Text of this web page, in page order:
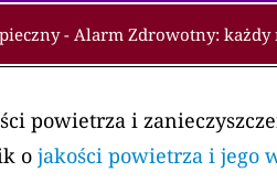
- Alarm Zdrowotny:
powietrza i
o jakości powietrza i jego